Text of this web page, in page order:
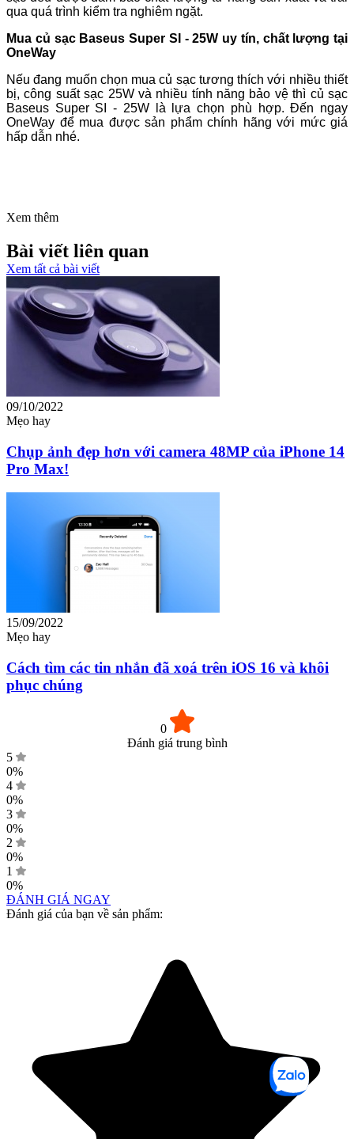
qua quá trình kiểm tra nghiêm ngặt.
Mua củ sạc Baseus Super SI - 25W uy tín, chất lượng tại
OneWay
Nếu đang muốn chọn mua củ sạc tương thích với nhiều thiết
bị, công suất sạc 25W và nhiều tính năng bảo vệ thì củ sạc
Baseus Super SI - 25W là lựa chọn phù hợp. Đến ngay
OneWay để mua được sản phẩm chính hãng với mức giá
hấp dẫn nhé.
Xem thêm
Bài viết liên quan
Xem tất cả bài viết
09/10/2022
Mẹo hay
Chụp ảnh đẹp hơn với camera 48MP của iPhone 14
Pro Max!
15/09/2022
Mẹo hay
Cách tìm các tin nhắn đã xoá trên iOS 16 và khôi
phục chúng
0
Đánh giá trung bình
5
0%
4
0%
3
0%
2
0%
1
0%
ĐÁNH GIÁ NGAY
Đánh giá của bạn về sản phẩm: